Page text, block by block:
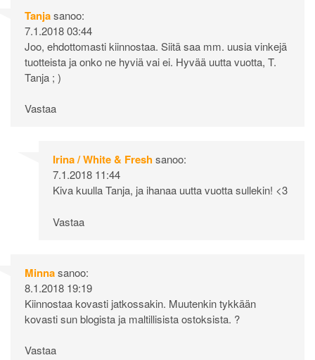
Tanjasanoo:
7.1.2018 03:44
Joo, ehdottomasti kiinnostaa. Siitä saa mm. uusia vinkejä
tuotteista ja onko ne hyviä vai ei. Hyvää uutta vuotta, T.
Tanja ; )
Vastaa
Irina / White & Freshsanoo:
7.1.2018 11:44
Kiva kuulla Tanja, ja ihanaa uutta vuotta sullekin! <3
Vastaa
Minnasanoo:
8.1.2018 19:19
Kiinnostaa kovasti jatkossakin. Muutenkin tykkään
kovasti sun blogista ja maltillisista ostoksista. ?
Vastaa